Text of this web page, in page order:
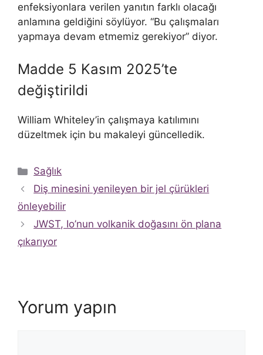
enfeksiyonlara verilen yanıtın farklı olacağı
anlamına geldiğini söylüyor. “Bu çalışmaları
yapmaya devam etmemiz gerekiyor” diyor.
Madde 5 Kasım 2025’te
değiştirildi
William Whiteley’in çalışmaya katılımını
düzeltmek için bu makaleyi güncelledik.
Kategoriler
Sağlık
Diş minesini yenileyen bir jel çürükleri
önleyebilir
JWST, Io’nun volkanik doğasını ön plana
çıkarıyor
Yorum yapın